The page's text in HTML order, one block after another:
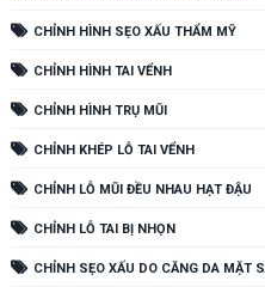
CHỈNH HÌNH SẸO XẤU THẨM MỸ
CHỈNH HÌNH TAI VỂNH
CHỈNH HÌNH TRỤ MŨI
CHỈNH KHÉP LỖ TAI VỂNH
CHỈNH LỖ MŨI ĐỀU NHAU HẠT ĐẬU
CHỈNH LỖ TAI BỊ NHỌN
CHỈNH SẸO XẤU DO CĂNG DA MẶT